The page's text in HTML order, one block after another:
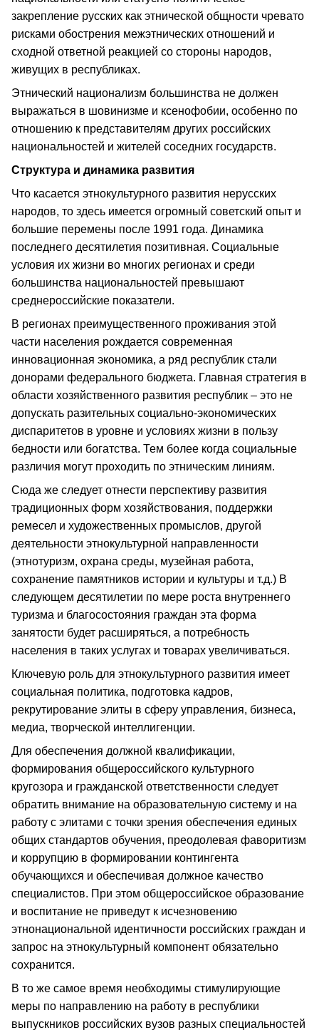
закрепление русских как этнической общности чревато
рисками обострения межэтнических отношений и
сходной ответной реакцией со стороны народов,
живущих в республиках.
Этнический национализм большинства не должен
выражаться в шовинизме и ксенофобии, особенно по
отношению к представителям других российских
национальностей и жителей соседних государств.
Структура и динамика развития
Что касается этнокультурного развития нерусских
народов, то здесь имеется огромный советский опыт и
большие перемены после 1991 года. Динамика
последнего десятилетия позитивная. Социальные
условия их жизни во многих регионах и среди
большинства национальностей превышают
среднероссийские показатели.
В регионах преимущественного проживания этой
части населения рождается современная
инновационная экономика, а ряд республик стали
донорами федерального бюджета. Главная стратегия в
области хозяйственного развития республик – это не
допускать разительных социально-экономических
диспаритетов в уровне и условиях жизни в пользу
бедности или богатства. Тем более когда социальные
различия могут проходить по этническим линиям.
Сюда же следует отнести перспективу развития
традиционных форм хозяйствования, поддержки
ремесел и художественных промыслов, другой
деятельности этнокультурной направленности
(этнотуризм, охрана среды, музейная работа,
сохранение памятников истории и культуры и т.д.) В
следующем десятилетии по мере роста внутреннего
туризма и благосостояния граждан эта форма
занятости будет расширяться, а потребность
населения в таких услугах и товарах увеличиваться.
Ключевую роль для этнокультурного развития имеет
социальная политика, подготовка кадров,
рекрутирование элиты в сферу управления, бизнеса,
медиа, творческой интеллигенции.
Для обеспечения должной квалификации,
формирования общероссийского культурного
кругозора и гражданской ответственности следует
обратить внимание на образовательную систему и на
работу с элитами с точки зрения обеспечения единых
общих стандартов обучения, преодолевая фаворитизм
и коррупцию в формировании контингента
обучающихся и обеспечивая должное качество
специалистов. При этом общероссийское образование
и воспитание не приведут к исчезновению
этнонациональной идентичности российских граждан и
запрос на этнокультурный компонент обязательно
сохранится.
В то же самое время необходимы стимулирующие
меры по направлению на работу в республики
выпускников российских вузов разных специальностей